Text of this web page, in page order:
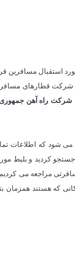
استقبال مسافرین
شرکت قطارهای
شرکت راه آهن
می شود که اطلاعات
کردید و بلیط مورد
مراجعه می
که هستند همزمان